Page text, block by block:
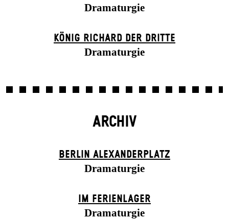
Dramaturgie
KÖNIG RICHARD DER DRITTE
Dramaturgie
ARCHIV
BERLIN ALEXANDER­PLATZ
Dramaturgie
IM FERIEN­LAGER
Dramaturgie